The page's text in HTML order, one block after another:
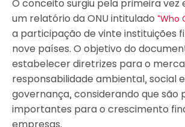
O conceito surgiu pela primeira vez
um relatório da ONU intitulado “Who
a participação de vinte instituições
nove países. O objetivo do
estabelecer diretrizes para o
responsabilidade ambiental, social
governança, considerando que são
importantes para o crescimento
empresas.